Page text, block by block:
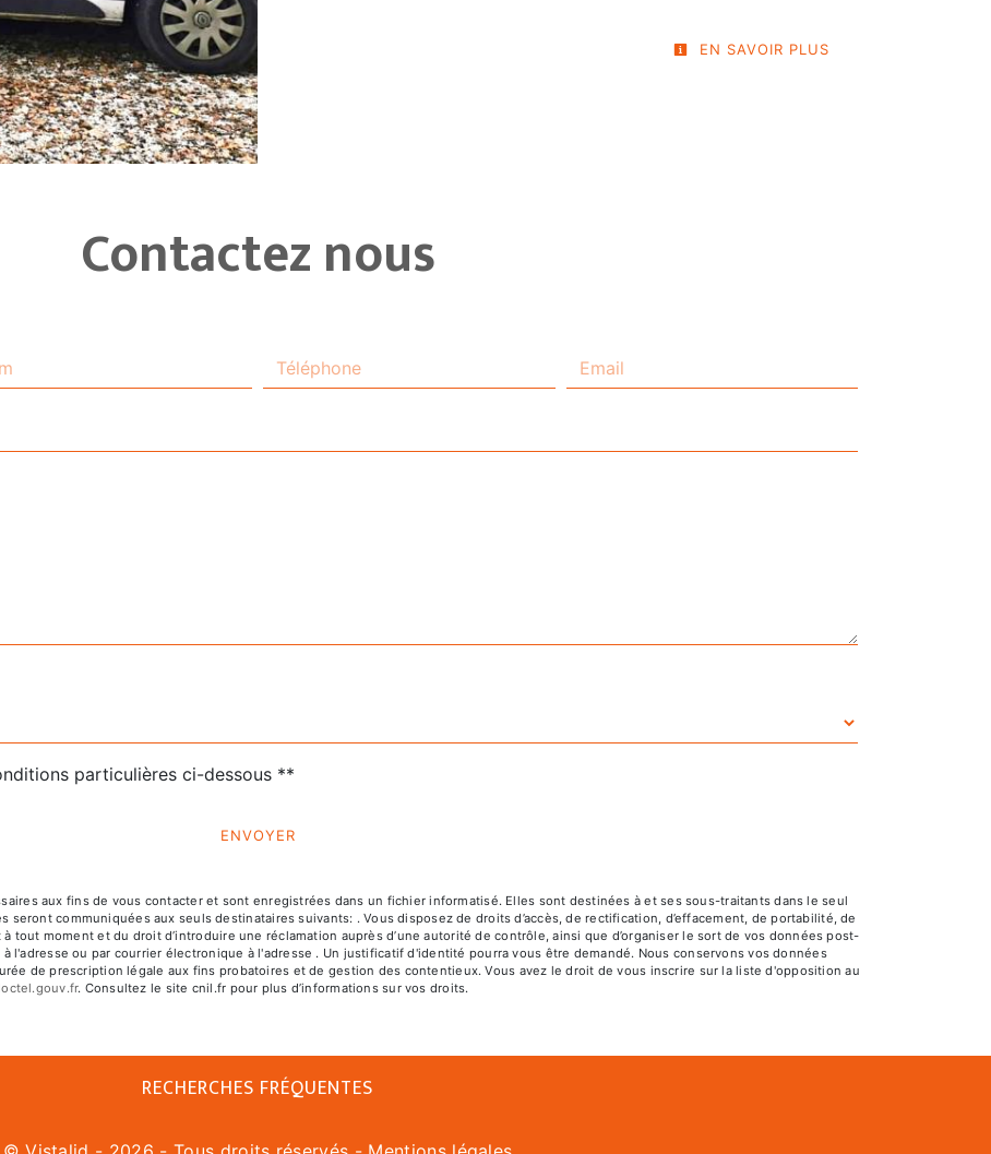
EN SAVOIR PLUS
Contactez nous
particulières ci-dessous **
ENVOYER
aux fins de vous contacter et sont enregistrées dans un fichier informatisé. Elles sont destinées à et ses sous-traitants dans le seul
communiquées aux seuls destinataires suivants: . Vous disposez de droits d’accès, de rectification, d’effacement, de portabilité, de
tout moment et du droit d’introduire une réclamation auprès d’une autorité de contrôle, ainsi que d’organiser le sort de vos données post-
l'adresse ou par courrier électronique à l'adresse . Un justificatif d'identité pourra vous être demandé. Nous conservons vos données
de prescription légale aux fins probatoires et de gestion des contentieux. Vous avez le droit de vous inscrire sur la liste d'opposition au
. Consultez le site cnil.fr pour plus d’informations sur vos droits.
RECHERCHES FRÉQUENTES